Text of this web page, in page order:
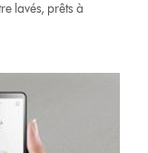
lavés, prêts à